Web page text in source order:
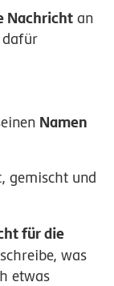
Nachricht an
dafür
Namen
gemischt und
für die
was
etwas